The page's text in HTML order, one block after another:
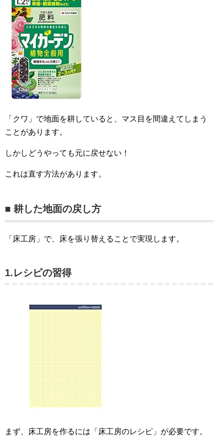
「クワ」で地面を耕していると、マス目を間違えてしまう
ことがあります。
しかしどうやっても元に戻せない！
これは直す方法があります。
■ 耕した地面の戻し方
「床工房」で、床を張り替えることで実現します。
1.レシピの習得
まず、床工房を作るには「床工房のレシピ」が必要です。